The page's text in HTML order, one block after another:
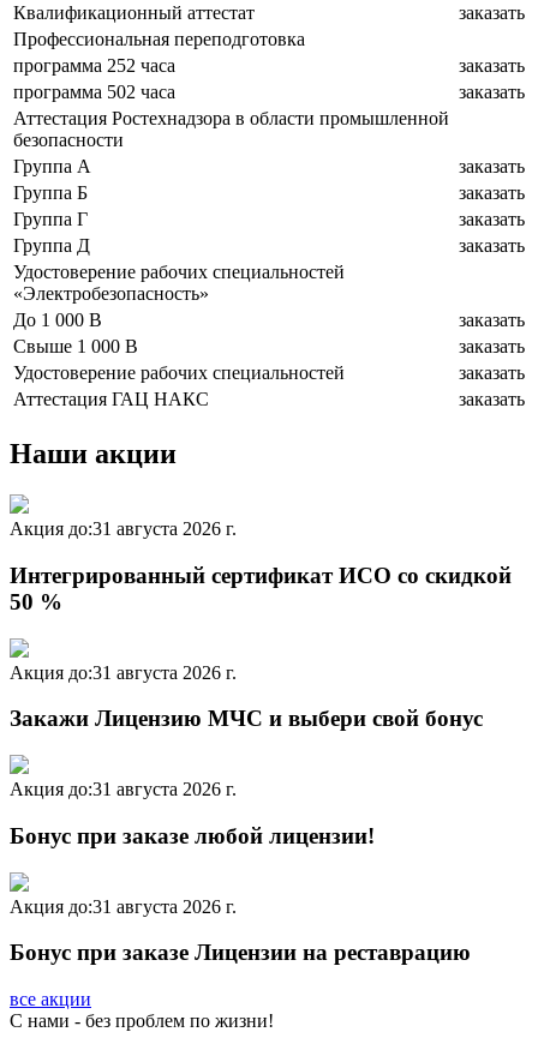
Квалификационный аттестат
заказать
Профессиональная переподготовка
программа 252 часа
заказать
программа 502 часа
заказать
Аттестация Ростехнадзора в области промышленной
безопасности
Группа А
заказать
Группа Б
заказать
Группа Г
заказать
Группа Д
заказать
Удостоверение рабочих специальностей
«Электробезопасность»
До 1 000 В
заказать
Свыше 1 000 В
заказать
Удостоверение рабочих специальностей
заказать
Аттестация ГАЦ НАКС
заказать
Наши акции
Акция до:31 августа 2026 г.
Интегрированный сертификат ИСО со скидкой
50 %
Акция до:31 августа 2026 г.
Закажи Лицензию МЧС и выбери свой бонус
Акция до:31 августа 2026 г.
Бонус при заказе любой лицензии!
Акция до:31 августа 2026 г.
Бонус при заказе Лицензии на реставрацию
все акции
C нами - без проблем по жизни!